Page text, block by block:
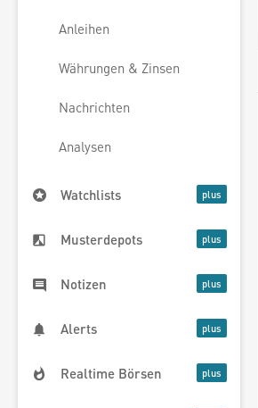
Anleihen
Währungen & Zinsen
Nachrichten
Analysen
Watchlists
Musterdepots
Notizen
Alerts
Realtime Börsen